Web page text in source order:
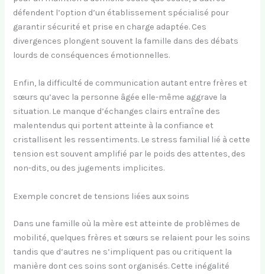
défendent l’option d’un établissement spécialisé pour
garantir sécurité et prise en charge adaptée. Ces
divergences plongent souvent la famille dans des débats
lourds de conséquences émotionnelles.
Enfin, la difficulté de communication autant entre frères et
sœurs qu’avec la personne âgée elle-même aggrave la
situation. Le manque d’échanges clairs entraîne des
malentendus qui portent atteinte à la confiance et
cristallisent les ressentiments. Le stress familial lié à cette
tension est souvent amplifié par le poids des attentes, des
non-dits, ou des jugements implicites.
Exemple concret de tensions liées aux soins
Dans une famille où la mère est atteinte de problèmes de
mobilité, quelques frères et sœurs se relaient pour les soins
tandis que d’autres ne s’impliquent pas ou critiquent la
manière dont ces soins sont organisés. Cette inégalité